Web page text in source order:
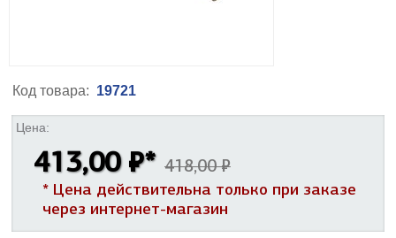
Код товара: 19721
Цена:
413,00 ₽* 418,00 ₽
* Цена действительна только при заказе
через интернет-магазин